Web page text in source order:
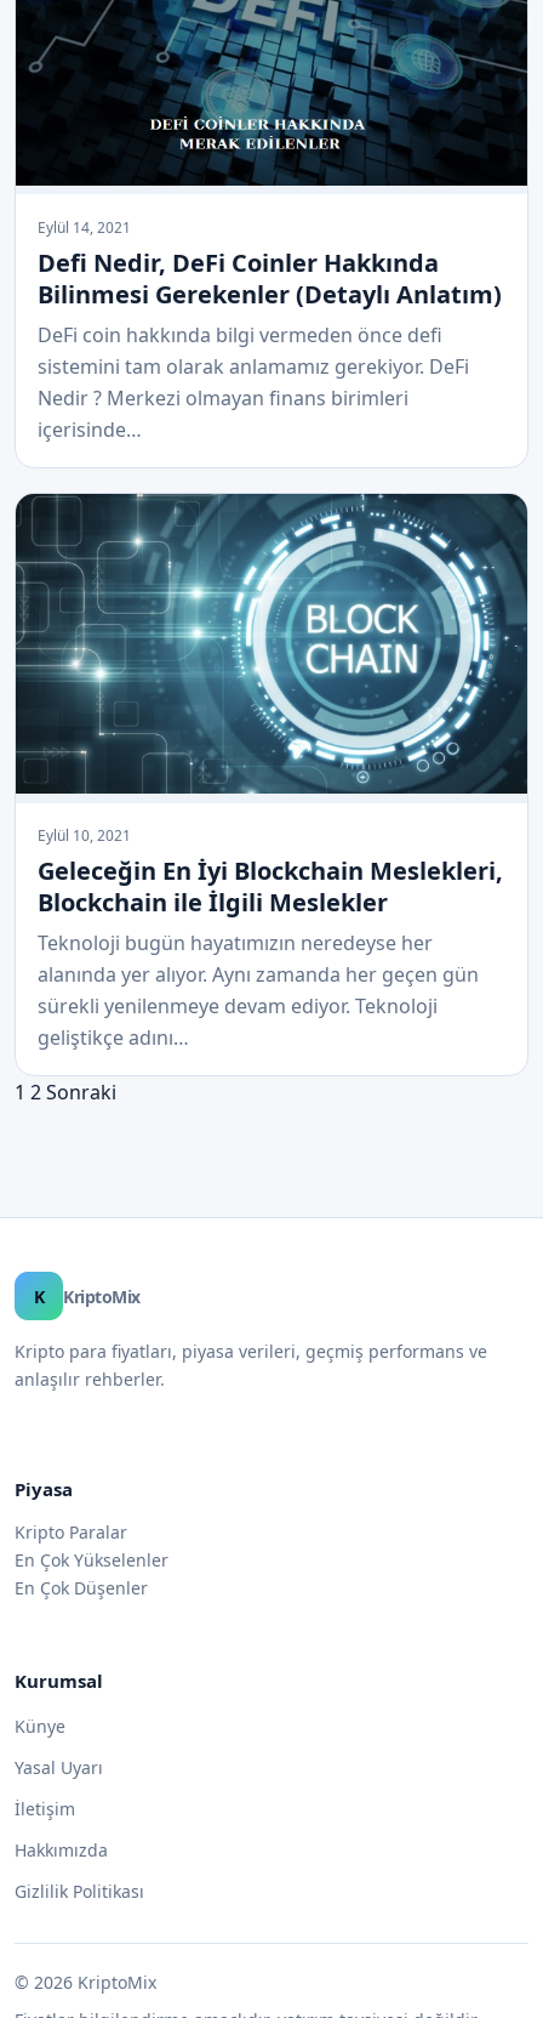
Eylül 14, 2021
Defi Nedir, DeFi Coinler Hakkında
Bilinmesi Gerekenler (Detaylı Anlatım)
DeFi coin hakkında bilgi vermeden önce defi
sistemini tam olarak anlamamız gerekiyor. DeFi
Nedir ? Merkezi olmayan finans birimleri
içerisinde…
Eylül 10, 2021
Geleceğin En İyi Blockchain Meslekleri,
Blockchain ile İlgili Meslekler
Teknoloji bugün hayatımızın neredeyse her
alanında yer alıyor. Aynı zamanda her geçen gün
sürekli yenilenmeye devam ediyor. Teknoloji
geliştikçe adını…
Yazı
1 2Sonraki
K KriptoMix
Kripto para fiyatları, piyasa verileri, geçmiş performans ve
anlaşılır rehberler.
Piyasa
Kripto Paralar
En Çok Yükselenler
En Çok Düşenler
Kurumsal
Künye
Yasal Uyarı
İletişim
Hakkımızda
Gizlilik Politikası
© 2026 KriptoMix